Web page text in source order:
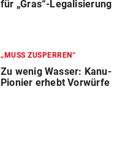
für „Gras“-Legalisierung
„MUSS ZUSPERREN“
Zu wenig Wasser: Kanu-
Pionier erhebt Vorwürfe